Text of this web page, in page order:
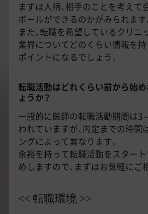
まずは人柄、相手のことを考えて
ボールができるのかがみられます
また、転職を希望しているクリニ
業界についてどのくらい情報を持
ポイントになるでしょう。
転職活動はどれくらい前から始
ょうか？
一般的に医師の転職活動期間は3
われていますが、内定までの時間
ングによって異なります。
余裕を持って転職活動をスター
めしますので、まずはお気軽にご
<< 転職環境 >>